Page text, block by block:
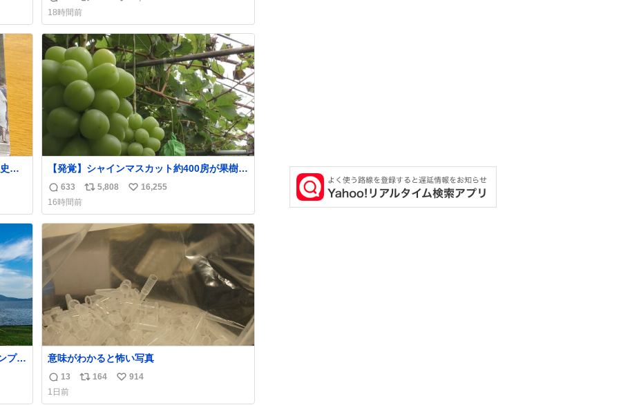
返
信
数
リ
ポ
ス
ト
数
い
ね
数
18時間前
が
【発覚】シャインマスカット約400房が果樹園
から盗まれる 栃木・佐野市
news.livedoor.com/article/detail… 被害に遭
った果樹園には防犯カメラなどはなく、シャ
インマスカットが盗まれた木には刃物などで
切られた跡が。市内で今年に入って同様の被
害は確認されておらず、警察はパトロールを
強化する。
返
信
数
633
リ
ス
ト
数
5,808
い
ね
数
16,255
16時間前
プ場 意味がわかると怖い写真
返
信
13
リ
164
い
914
1日前